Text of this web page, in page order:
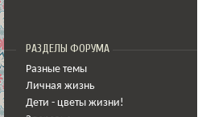
РАЗДЕЛЫ ФОРУМА
Разные темы
Личная жизнь
Дети - цветы жизни!